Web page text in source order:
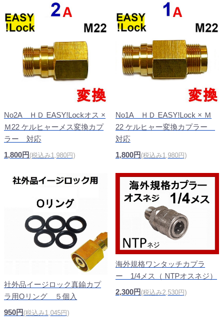
No2A ＨＤ EASY!Lockオス ×
Ｍ22 ケルヒャーメス変換カプ
ラー 対応
1,800円 (税込み1,980円)
No1A ＨＤ EASY!Lock × Ｍ
22 ケルヒャー変換カプラー
対応
1,800円 (税込み1,980円)
社外品イージロック真鍮カプ
ラ用Oリング ５個入
950円 (税込み1,045円)
海外規格ワンタッチカプラ
ー 1/4メス（ NTPオスネジ）
2,300円 (税込み2,530円)